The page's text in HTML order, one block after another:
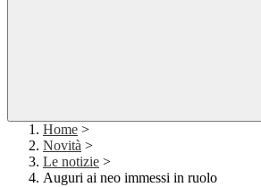
Home >
Novità >
Le notizie >
Auguri ai neo immessi in ruolo